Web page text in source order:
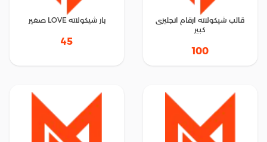
قالب شيكولاته ارقام انجليزى
كبير
100
بار شيكولاته LOVE صغير
45